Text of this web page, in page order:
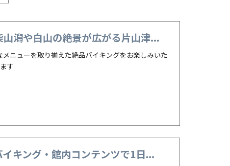
潟や白山の絶景が広がる片山津...
ニューを取り揃えた絶品バイキングをお楽しみいた
す
キング・館内コンテンツで1日...